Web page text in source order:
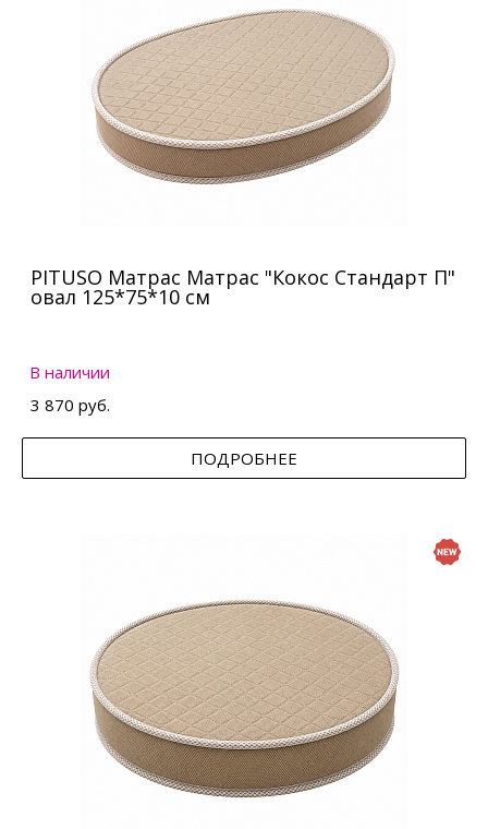
PITUSO Матрас Матрас "Кокос Стандарт П"
овал 125*75*10 см
В наличии
3 870 руб.
ПОДРОБНЕЕ